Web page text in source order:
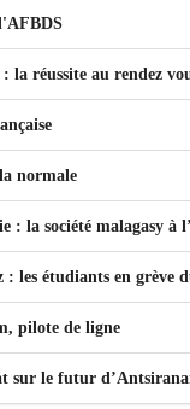
la réussite au rendez
normale
: la société malagasy à
: les étudiants en grève
pilote de ligne
sur le futur